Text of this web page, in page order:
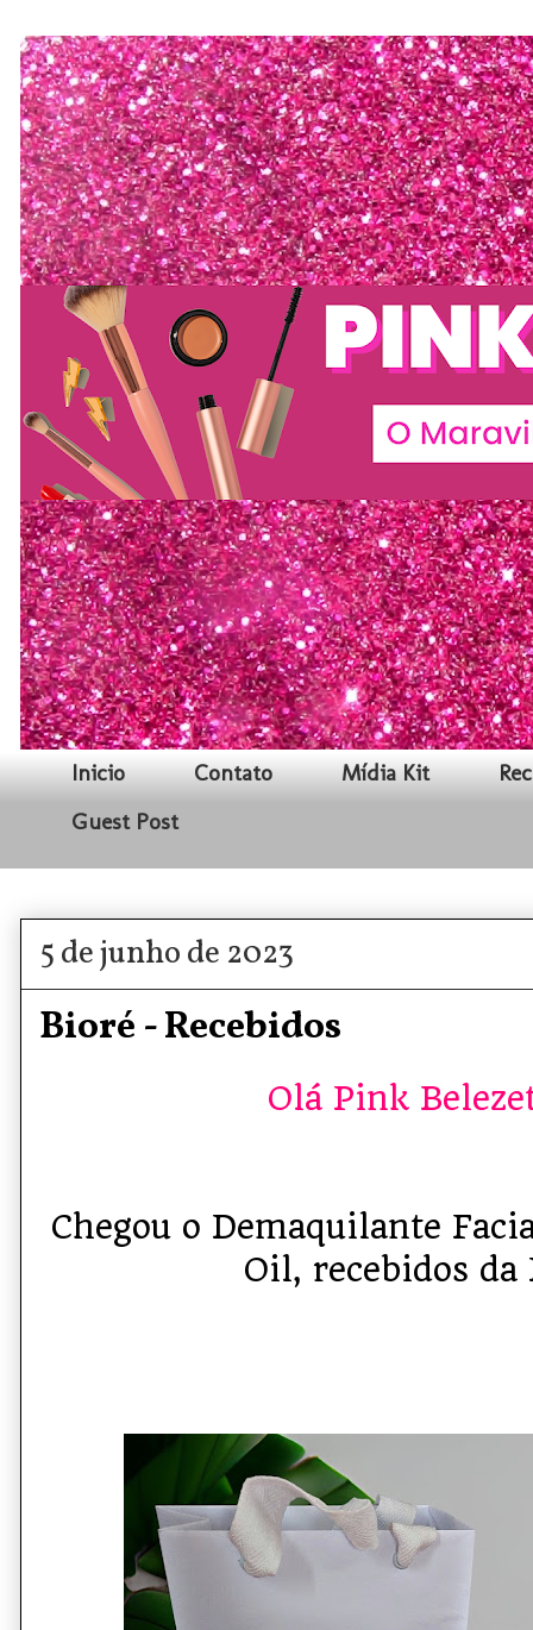
Inicio Contato Mídia Kit
Guest Post
5 de junho de 2023
Bioré - Recebidos
Olá Pink
Chegou o Demaquilante
Oil, recebidos da